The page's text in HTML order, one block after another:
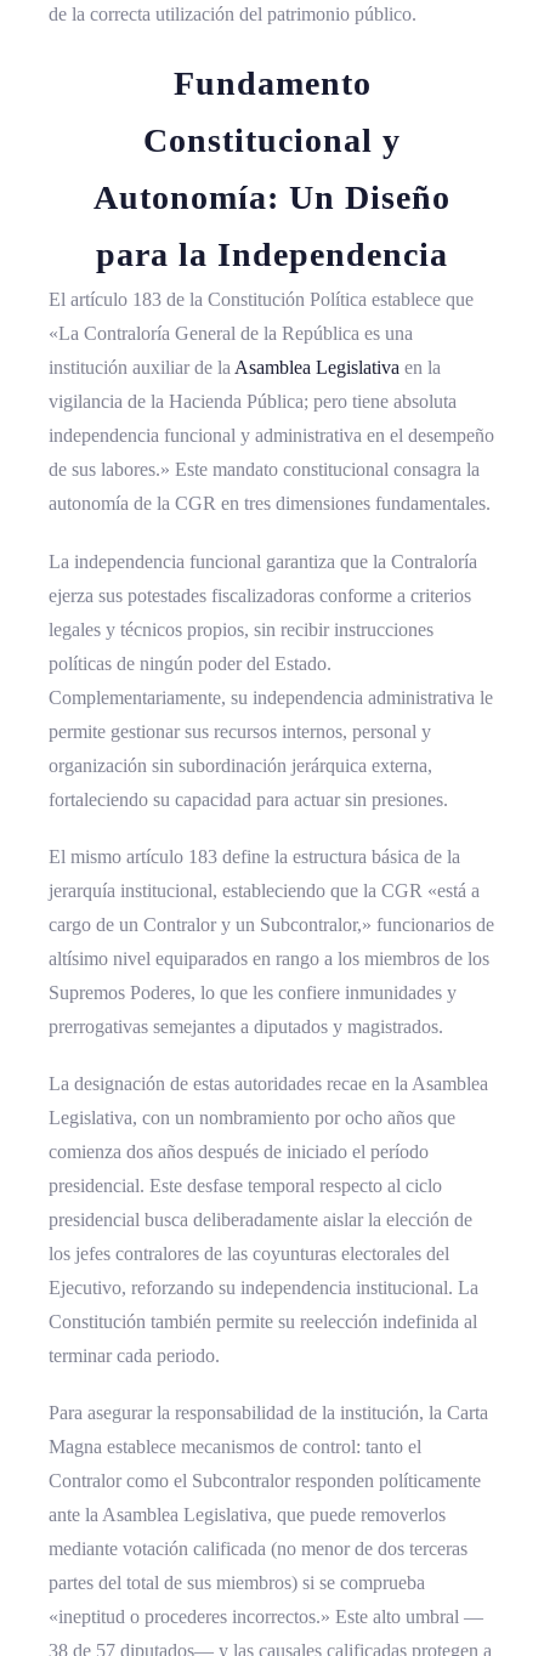
de la correcta utilización del patrimonio público.
Fundamento
Constitucional y
Autonomía: Un Diseño
para la Independencia
El artículo 183 de la Constitución Política establece que
«La Contraloría General de la República es una
institución auxiliar de la Asamblea Legislativa en la
vigilancia de la Hacienda Pública; pero tiene absoluta
independencia funcional y administrativa en el desempeño
de sus labores.» Este mandato constitucional consagra la
autonomía de la CGR en tres dimensiones fundamentales.
La independencia funcional garantiza que la Contraloría
ejerza sus potestades fiscalizadoras conforme a criterios
legales y técnicos propios, sin recibir instrucciones
políticas de ningún poder del Estado.
Complementariamente, su independencia administrativa le
permite gestionar sus recursos internos, personal y
organización sin subordinación jerárquica externa,
fortaleciendo su capacidad para actuar sin presiones.
El mismo artículo 183 define la estructura básica de la
jerarquía institucional, estableciendo que la CGR «está a
cargo de un Contralor y un Subcontralor,» funcionarios de
altísimo nivel equiparados en rango a los miembros de los
Supremos Poderes, lo que les confiere inmunidades y
prerrogativas semejantes a diputados y magistrados.
La designación de estas autoridades recae en la Asamblea
Legislativa, con un nombramiento por ocho años que
comienza dos años después de iniciado el período
presidencial. Este desfase temporal respecto al ciclo
presidencial busca deliberadamente aislar la elección de
los jefes contralores de las coyunturas electorales del
Ejecutivo, reforzando su independencia institucional. La
Constitución también permite su reelección indefinida al
terminar cada periodo.
Para asegurar la responsabilidad de la institución, la Carta
Magna establece mecanismos de control: tanto el
Contralor como el Subcontralor responden políticamente
ante la Asamblea Legislativa, que puede removerlos
mediante votación calificada (no menor de dos terceras
partes del total de sus miembros) si se comprueba
«ineptitud o procederes incorrectos.» Este alto umbral —
38 de 57 diputados— y las causales calificadas protegen a